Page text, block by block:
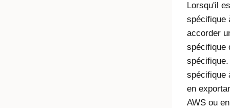
Lorsqu'il
spécifique
accorder
spécifique
spécifique
en
AWS ou